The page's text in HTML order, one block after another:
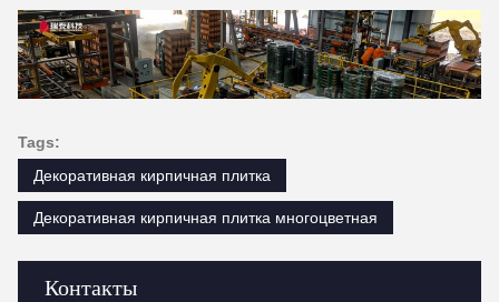
Контакты
Tags:
Декоративная кирпичная плитка
Декоративная кирпичная плитка многоцветная